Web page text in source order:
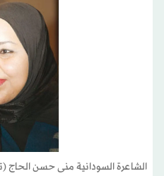
الشاعرة السودانية منى حسن الحاج